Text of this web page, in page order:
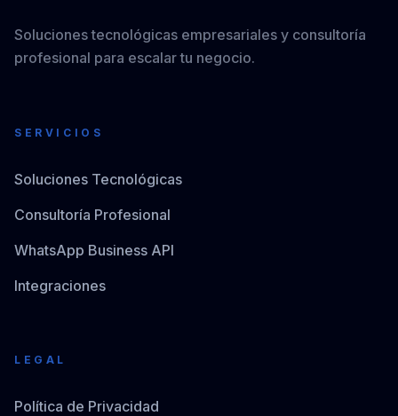
Soluciones tecnológicas empresariales y consultoría
profesional para escalar tu negocio.
SERVICIOS
Soluciones Tecnológicas
Consultoría Profesional
WhatsApp Business API
Integraciones
LEGAL
Política de Privacidad